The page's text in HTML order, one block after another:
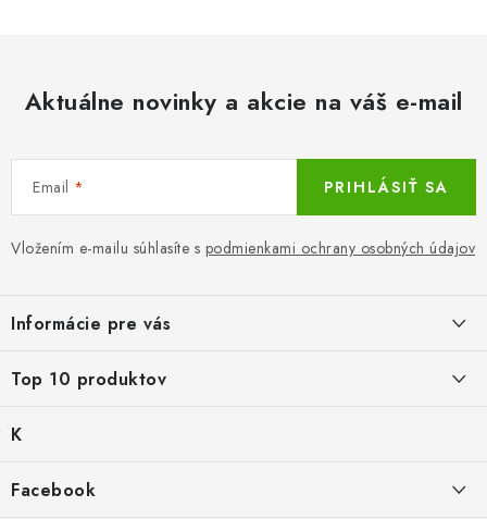
Aktuálne novinky a akcie na váš e-mail
Email
Vložením e-mailu súhlasíte s podmienkami ochrany osobných údajov
PRIHLÁSIŤ SA
p
ä
i
Informácie pre vás
Kontakty, O nás
Dopravné a Platby
Top 10 produktov
Čierna bavlnená polokošeľa klasická
K
e
Facebook